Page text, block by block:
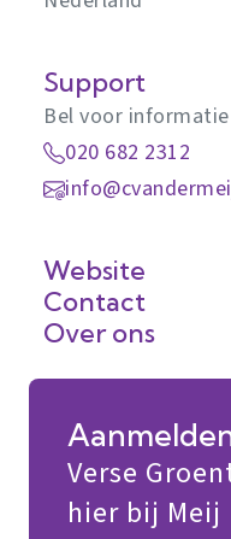
Support
Bel voor informatie
020 682 2312
Website
Contact
Over ons
Verse
hier bij Meij